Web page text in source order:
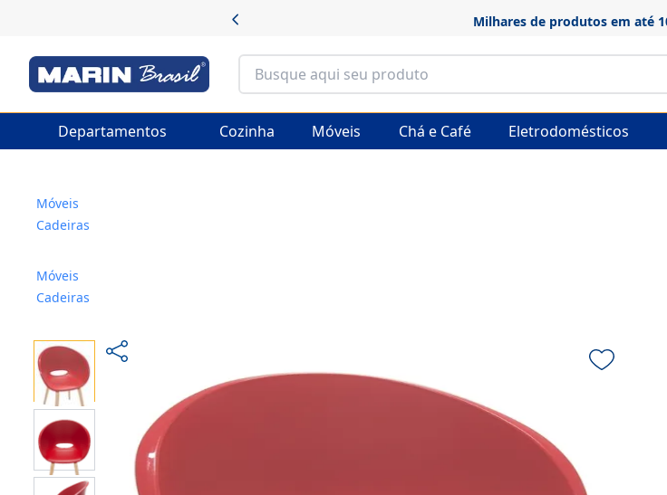
Departamentos Cozinha Móveis Chá e Café Eletrodomésticos
Móveis
Cadeiras
Móveis
Cadeiras